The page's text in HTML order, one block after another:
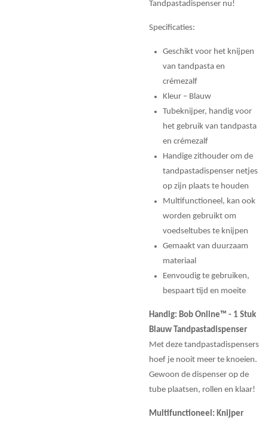
Tandpastadispenser nu!
Specificaties:
Geschikt voor het knijpen
van tandpasta en
crémezalf
Kleur – Blauw
Tubeknijper, handig voor
het gebruik van tandpasta
en crémezalf
Handige zithouder om de
tandpastadispenser netjes
op zijn plaats te houden
Multifunctioneel, kan ook
worden gebruikt om
voedseltubes te knijpen
Gemaakt van duurzaam
materiaal
Eenvoudig te gebruiken,
bespaart tijd en moeite
Handig: Bob Online™ - 1 Stuk
Blauw Tandpastadispenser
Met deze tandpastadispensers
hoef je nooit meer te knoeien.
Gewoon de dispenser op de
tube plaatsen, rollen en klaar!
Multifunctioneel: Knijper